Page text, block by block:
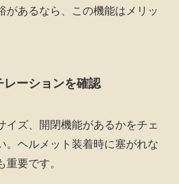
があるなら、この機能はメリッ
レーションを確認
イズ、開閉機能があるかをチェ
。ヘルメット装着時に塞がれな
重要です。